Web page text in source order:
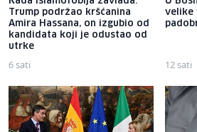
Trump podržao kršćanina
Amira Hassana, on izgubio od
kandidata koji je odustao od
utrke
6 sati
velike
12 sati